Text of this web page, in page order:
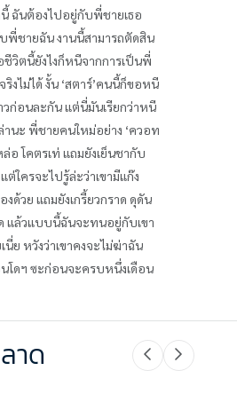
ฉันต้องไปอยู่กับพี่ชายเธอ
พี่ชายฉัน งานนี้สามารถตัดสิน
อชีวิตนี้ยังไงก็หนีจากการเป็นพี่
งไม่ได้ งั้น ‘สตาร์’คนนี้ก็ขอหนี
ก่อนละกัน แต่นี่มันเรียกว่าหนี
านะ พี่ชายคนใหม่อย่าง ‘ควอท
ล่อ โคตรเท่ แถมยังเย็นชากับ
ต่ใครจะไปรู้ล่ะว่าเขามีแก๊ง
ด้วย แถมยังเกรี้ยวกราด ดุดัน
แล้วแบบนี้ฉันจะทนอยู่กับเขา
ย หวังว่าเขาคงจะไม่ฆ่าฉัน
โดฯ ซะก่อนจะครบหนึ่งเดือน
าด